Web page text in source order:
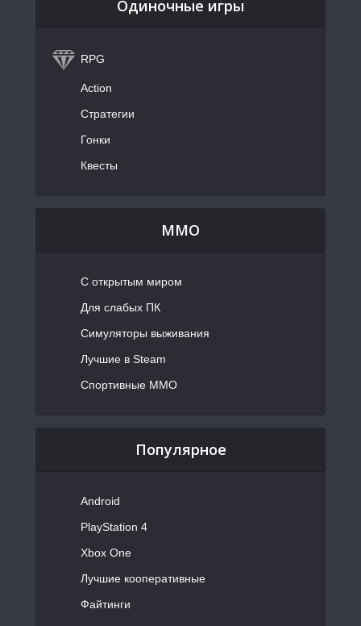
Одиночные игры
RPG
Action
Стратегии
Гонки
Квесты
MMO
С открытым миром
Для слабых ПК
Симуляторы выживания
Лучшие в Steam
Спортивные MMO
Популярное
Android
PlayStation 4
Xbox One
Лучшие кооперативные
Файтинги